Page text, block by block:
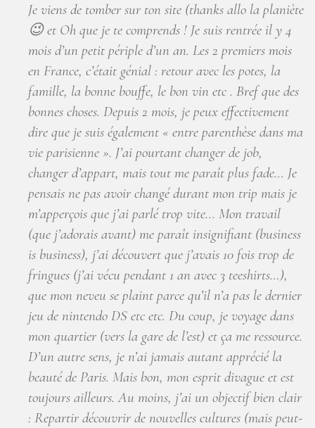
Je viens de tomber sur ton site (thanks allo la planiète
😉 et Oh que je te comprends ! Je suis rentrée il y 4
mois d’un petit périple d’un an. Les 2 premiers mois
en France, c’était génial : retour avec les potes, la
famille, la bonne bouffe, le bon vin etc . Bref que des
bonnes choses. Depuis 2 mois, je peux effectivement
dire que je suis également « entre parenthèse dans ma
vie parisienne ». J’ai pourtant changer de job,
changer d’appart, mais tout me paraît plus fade… Je
pensais ne pas avoir changé durant mon trip mais je
m’apperçois que j’ai parlé trop vite… Mon travail
(que j’adorais avant) me paraît insignifiant (business
is business), j’ai découvert que j’avais 10 fois trop de
fringues (j’ai vécu pendant 1 an avec 3 teeshirts…),
que mon neveu se plaint parce qu’il n’a pas le dernier
jeu de nintendo DS etc etc. Du coup, je voyage dans
mon quartier (vers la gare de l’est) et ça me ressource.
D’un autre sens, je n’ai jamais autant apprécié la
beauté de Paris. Mais bon, mon esprit divague et est
toujours ailleurs. Au moins, j’ai un objectif bien clair
: Repartir découvrir de nouvelles cultures (mais peut-